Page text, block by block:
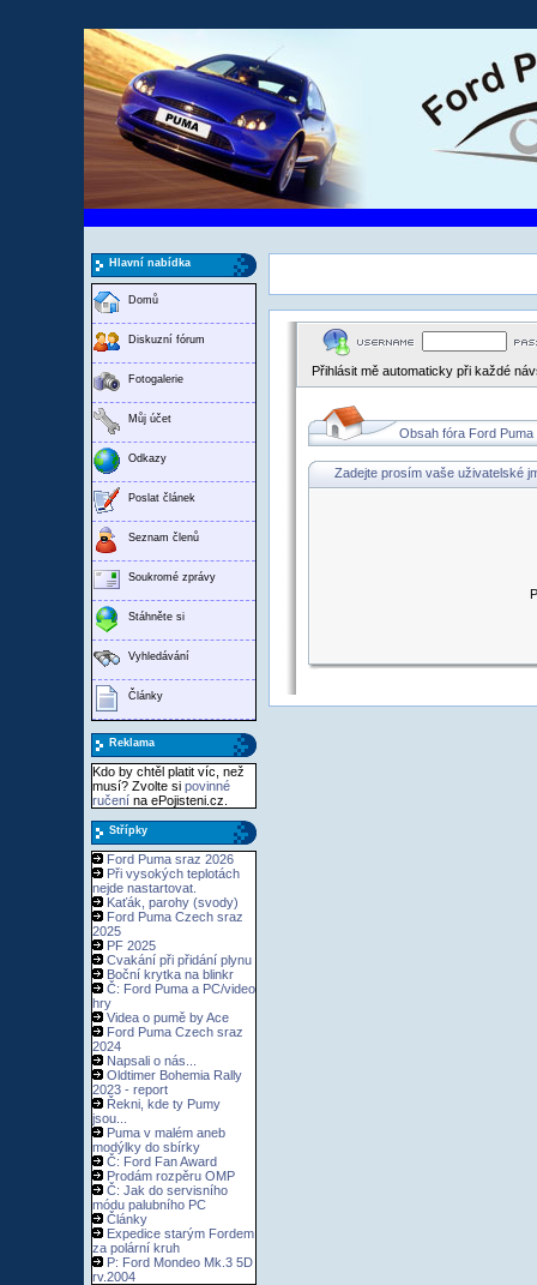
Hlavní nabídka
Domů
Diskuzní fórum
Fotogalerie
Můj účet
Odkazy
Poslat článek
Seznam členů
Soukromé zprávy
Stáhněte si
Vyhledávání
Články
Reklama
Kdo by chtěl platit víc, než
musí? Zvolte si povinné
ručení na ePojisteni.cz.
Střípky
Ford Puma sraz 2026
Při vysokých teplotách
nejde nastartovat.
Kaťák, parohy (svody)
Ford Puma Czech sraz
2025
PF 2025
Cvakání při přidání plynu
Boční krytka na blinkr
Č: Ford Puma a PC/video
hry
Videa o pumě by Ace
Ford Puma Czech sraz
2024
Napsali o nás...
Oldtimer Bohemia Rally
2023 - report
Řekni, kde ty Pumy
jsou...
Puma v malém aneb
modýlky do sbírky
Č: Ford Fan Award
Prodám rozpěru OMP
Č: Jak do servisního
módu palubního PC
Články
Expedice starým Fordem
za polární kruh
P: Ford Mondeo Mk.3 5D
rv.2004
Přihlásit mě automaticky při každé
Obsah fóra Ford Puma
Zadejte prosím vaše uživatelské